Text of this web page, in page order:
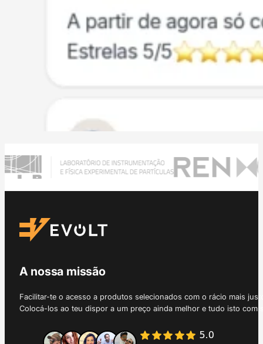
A nossa missão
Facilitar-te o acesso a produtos selecionados com o rácio mais
Colocá-los ao teu dispor a um preço ainda melhor e tudo isto